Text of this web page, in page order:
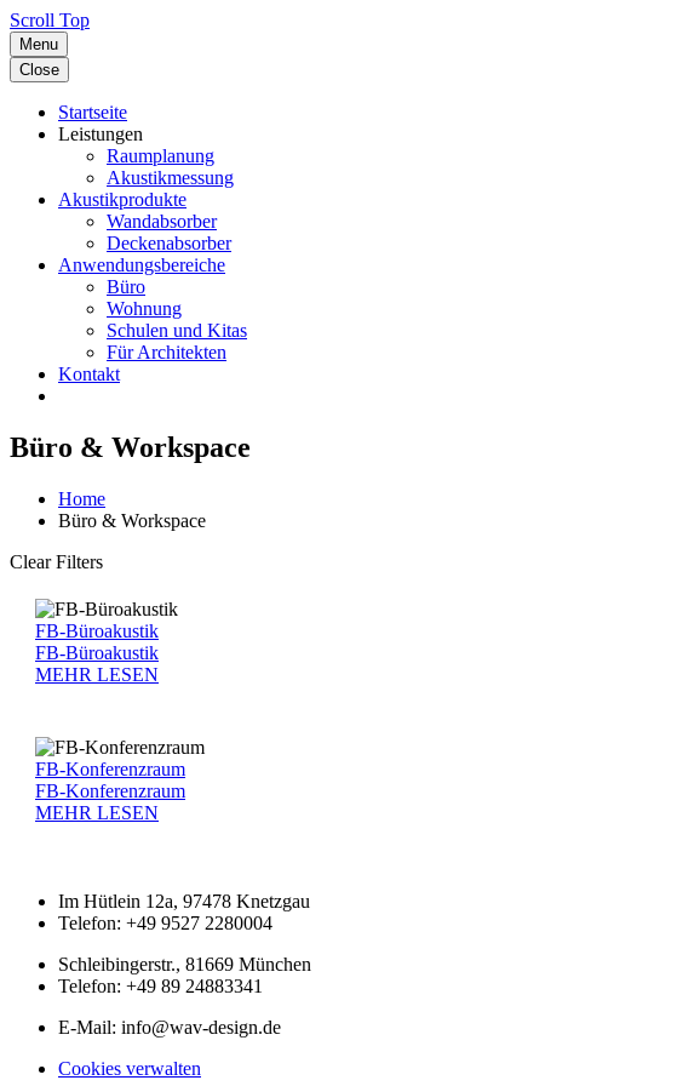
Scroll Top
Menu
Close
Startseite
Leistungen
Raumplanung
Akustikmessung
Akustikprodukte
Wandabsorber
Deckenabsorber
Anwendungsbereiche
Büro
Wohnung
Schulen und Kitas
Für Architekten
Kontakt
Büro & Workspace
Home
Büro & Workspace
Clear Filters
FB-Büroakustik
FB-Büroakustik
MEHR LESEN
FB-Konferenzraum
FB-Konferenzraum
MEHR LESEN
Im Hütlein 12a, 97478 Knetzgau
Telefon: +49 9527 2280004
Schleibingerstr., 81669 München
Telefon: +49 89 24883341
E-Mail: info@wav-design.de
Cookies verwalten